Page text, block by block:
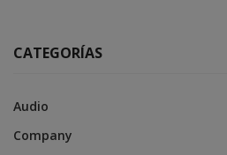
CATEGORÍAS
Audio
Company